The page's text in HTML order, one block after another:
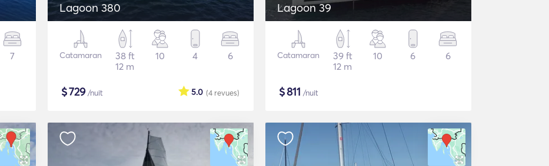
7
Lagoon 380
Catamaran
38 ft
12 m
10 4 6
$729/nuit (4 revues)
5.0
Lagoon 39
Catamaran
39 ft
12 m
10 6 6
$811 /nuit